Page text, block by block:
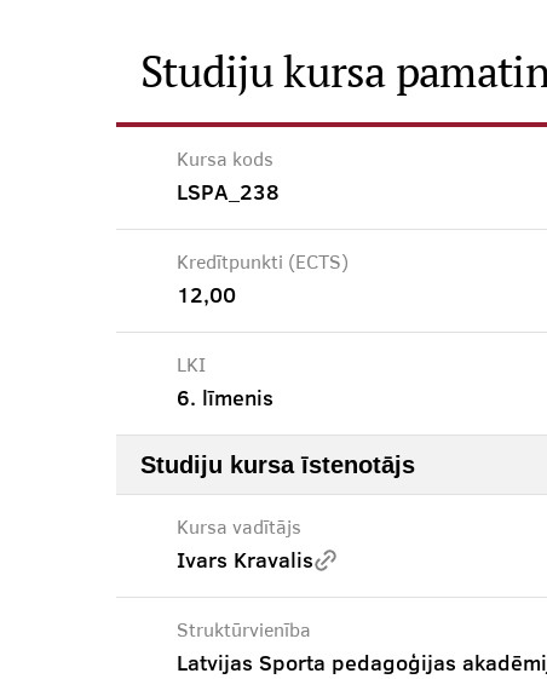
Studiju kursa
Kursa kods
LSPA_238
Kredītpunkti (ECTS)
12,00
LKI
6. līmenis
Studiju kursa īstenotājs
Kursa vadītājs
Ivars Kravalis
Struktūrvienība
Latvijas Sporta pedagoģijas